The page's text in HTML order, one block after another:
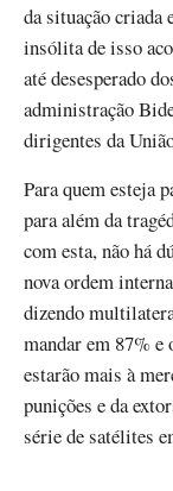
da situação criada
insólita de isso
até desesperado
administração
dirigentes da
Para quem esteja
para além da
com esta, não há
nova ordem
dizendo
mandar em 87% e
estarão mais à
punições e da
série de satélites